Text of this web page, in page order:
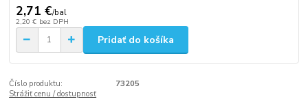
2,71 €/bal
2,20 € bez DPH
Pridať do košíka
Číslo produktu:
73205
Strážiť cenu / dostupnosť